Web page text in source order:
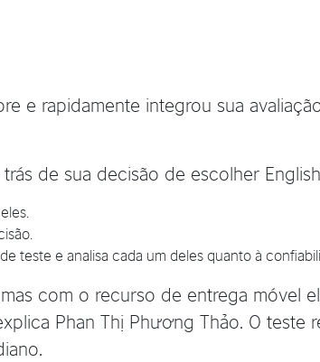
e rapidamente integrou sua
de sua decisão de escolher
teste e analisa cada um deles quanto à
com o recurso de entrega móvel
Phan Thị Phương Thảo. O teste